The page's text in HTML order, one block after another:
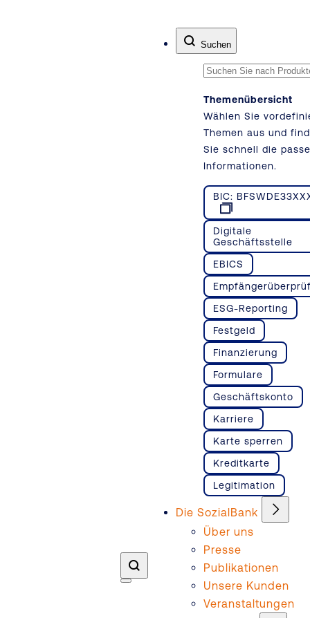
Suchen
Themenübersicht
Wählen Sie
Themen aus und
Sie schnell die
Informationen.
BIC:
Digitale
Geschäftsstelle
EBICS
ESG-Reporting
Festgeld
Finanzierung
Formulare
Geschäftskonto
Karriere
Karte sperren
Kreditkarte
Legitimation
Die SozialBank
Über uns
Presse
Publikationen
Unsere Kunden
Veranstaltungen